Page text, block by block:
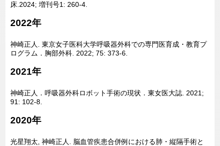
床.2024; 増刊号1: 260-4.
2022年
神崎正人. 東京女子医科大学呼吸器外科での専門医育成・教育プ
ログラム．胸部外科. 2022; 75: 373-6.
2021年
神崎正人．呼吸器外科ロボット手術の現状．東女医大誌. 2021;
91: 102-8.
2020年
光星翔太, 神崎正人. 脳血管疾患合併例における肺・縦隔手術と